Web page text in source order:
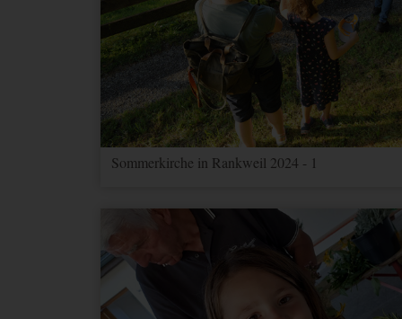
Sommerkirche in Rankweil 2024 - 1